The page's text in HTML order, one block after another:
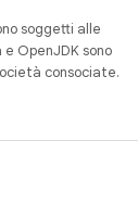
soggetti alle
e OpenJDK sono
consociate.